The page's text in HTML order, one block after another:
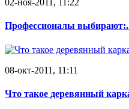
02-ноя-2011, 11:22
Профессионалы
08-окт-2011, 11:11
Что такое деревянный